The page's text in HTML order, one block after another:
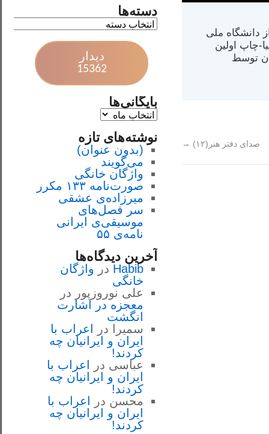
از دانشگاه ملی
در کالیفرنیا-چاپ اولین
در سال ۱۳۸۴ در ایران توسط
صدای دفتر هنر(۱۲) →
دسته‌ها
دیدار
15362
بایگانی‌ها
نوشته‌های تازه
(بدون عنوان)
می‌گویند
واژگان خانگی
صورت‌نامه ۱۳۳ مکرر
میرزاده‌ی عشقی
سر فصل‌هاى
موسيقى‌ی ايرانى
نامه‌ی ۵۵
آخرین دیدگاه‌ها
Habib در واژگان
خانگی
علی نوروزپور در
معجزه در اشارت
انگشت
سمیرا
در
اعراب با
ايران و ايرانيان چه
كردند!
عباسی در
اعراب با
ايران و ايرانيان چه
كردند!
محسن در
اعراب با
ايران و ايرانيان چه
كردند!